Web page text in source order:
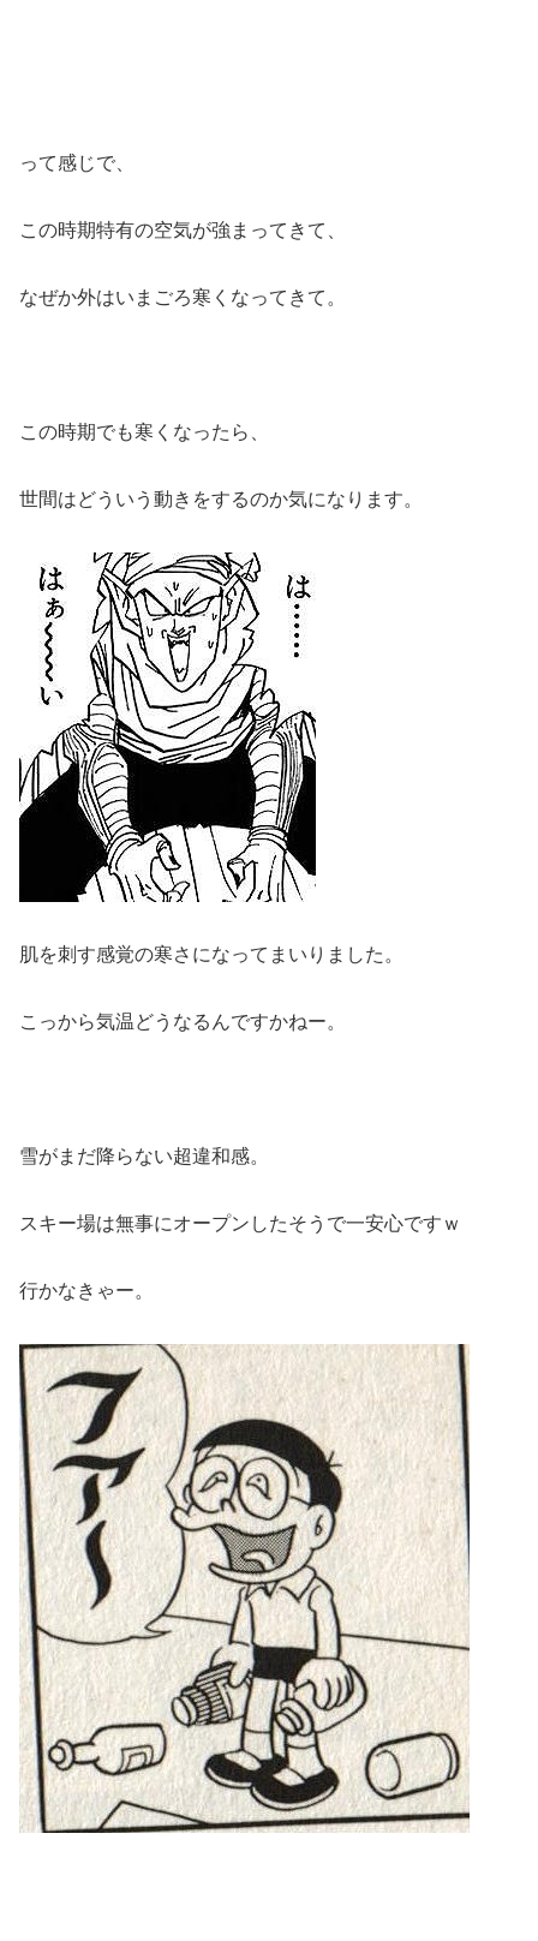
って感じで、
この時期特有の空気が強まってきて、
なぜか外はいまごろ寒くなってきて。
この時期でも寒くなったら、
世間はどういう動きをするのか気になります。
肌を刺す感覚の寒さになってまいりました。
こっから気温どうなるんですかねー。
雪がまだ降らない超違和感。
スキー場は無事にオープンしたそうで一安心ですｗ
行かなきゃー。